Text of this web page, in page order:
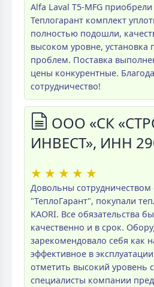
Alfa Laval T5-MFG
Теплогарант комплект
полностью подошли,
высоком уровне, установка
проблем. Поставка
цены конкурентные.
сотрудничество!
ООО «СК
ИНВЕСТ», ИНН
★ ★ ★ ★ ★
Довольны
"ТеплоГарант", покупали
KAORI. Все обязательства
качественно и в срок.
зарекомендовало себя как
эффективное в
отметить высокий уровень
специалисты компании